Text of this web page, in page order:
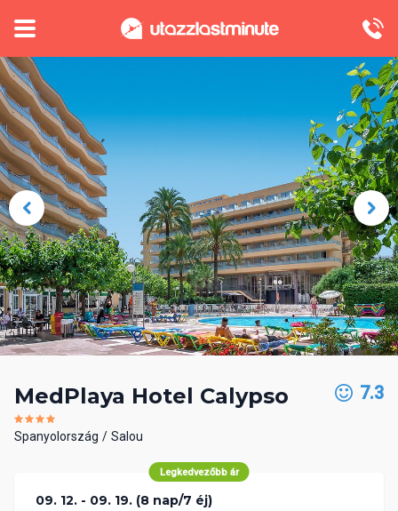
MedPlaya Hotel Calypso
Spanyolország Salou
7.3
Legkedvezőbb ár
09. 12. - 09. 19. (8 nap/7 éj)